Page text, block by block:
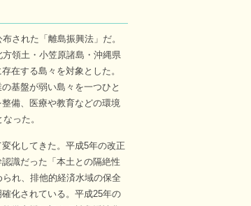
された「離島振興法」だ。
領土・小笠原諸島・沖縄県
在する島々を対象とした。
基盤が弱い島々を一つひと
備、医療や教育などの環境
った。
化してきた。平成5年の改正
識だった「本土との隔絶性
れ、排他的経済水域の保全
化されている。平成25年の